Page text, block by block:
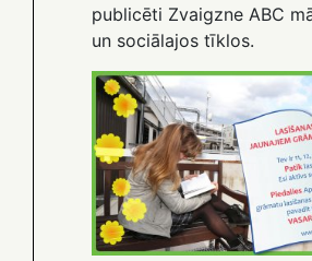
publicēti Zvaigzne ABC
un sociālajos tīklos.